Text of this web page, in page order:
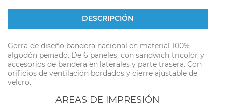
DESCRIPCIÓN
Gorra de diseño bandera nacional en material 100%
algodón peinado. De 6 paneles, con sandwich tricolor y
accesorios de bandera en laterales y parte trasera. Con
orificios de ventilación bordados y cierre ajustable de
velcro.
AREAS DE IMPRESIÓN